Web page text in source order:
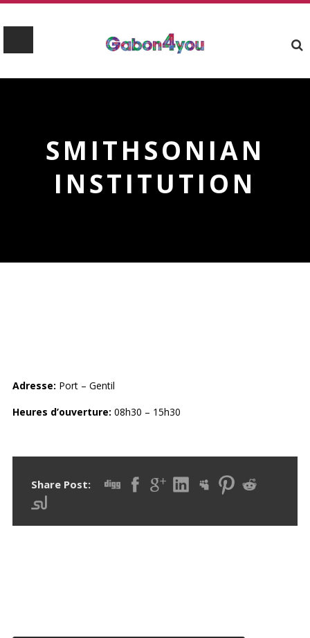
SMITHSONIAN
INSTITUTION
Adresse: Port – Gentil
Heures d’ouverture: 08h30 – 15h30
Share Post: